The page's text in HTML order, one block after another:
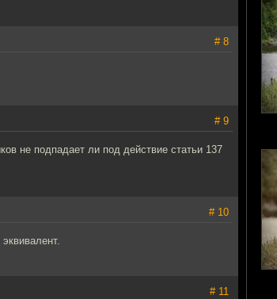
# 8
# 9
не подпадает ли под действие статьи 137
# 10
# 11